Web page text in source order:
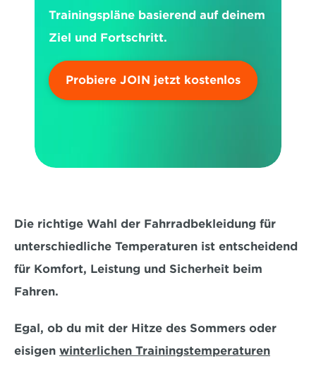
Trainingspläne basierend auf deinem
Ziel und Fortschritt.
Probiere JOIN jetzt kostenlos
Die richtige Wahl der Fahrradbekleidung für
unterschiedliche Temperaturen ist entscheidend
für Komfort, Leistung und Sicherheit beim
Fahren.
Egal, ob du mit der Hitze des Sommers oder
eisigen winterlichen Trainingstemperaturen